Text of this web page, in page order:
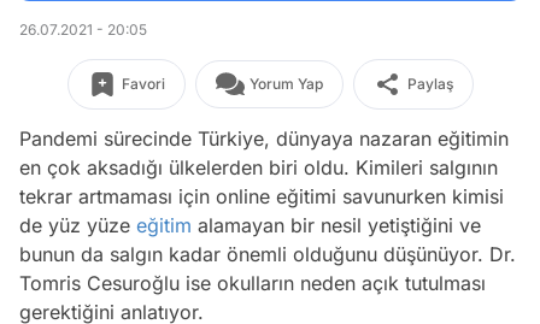
26.07.2021 - 20:05
Favori Yorum Yap Paylaş
Pandemi sürecinde Türkiye, dünyaya nazaran eğitimin
en çok aksadığı ülkelerden biri oldu. Kimileri salgının
tekrar artmaması için online eğitimi savunurken kimisi
de yüz yüze eğitim alamayan bir nesil yetiştiğini ve
bunun da salgın kadar önemli olduğunu düşünüyor. Dr.
Tomris Cesuroğlu ise okulların neden açık tutulması
gerektiğini anlatıyor.